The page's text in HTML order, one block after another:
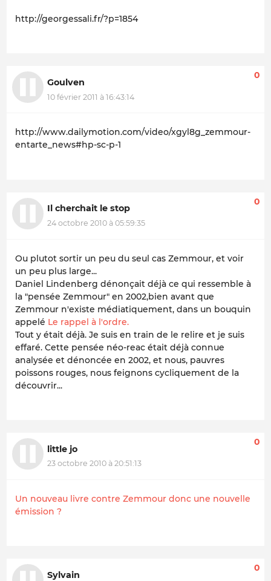
http://georgessali.fr/?p=1854
Goulven
10 février 2011 à 16:43:14
0
http://www.dailymotion.com/video/xgyl8g_zemmour-
entarte_news#hp-sc-p-1
Il cherchait le stop
24 octobre 2010 à 05:59:35
0
Ou plutot sortir un peu du seul cas Zemmour, et voir
un peu plus large...
Daniel Lindenberg dénonçait déjà ce qui ressemble à
la "pensée Zemmour" en 2002,bien avant que
Zemmour n'existe médiatiquement, dans un bouquin
appelé Le rappel à l'ordre.
Tout y était déjà. Je suis en train de le relire et je suis
effaré. Cette pensée néo-reac était déjà connue
analysée et dénoncée en 2002, et nous, pauvres
poissons rouges, nous feignons cycliquement de la
découvrir...
little jo
23 octobre 2010 à 20:51:13
0
Un nouveau livre contre Zemmour donc une nouvelle
émission ?
Sylvain
0